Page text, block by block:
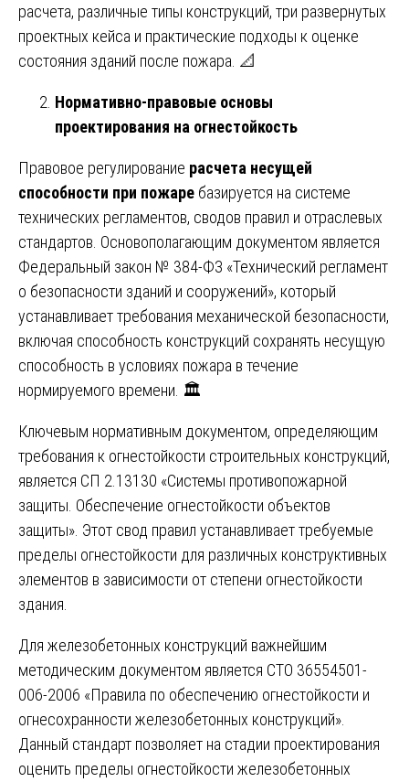
расчета, различные типы конструкций, три развернутых
проектных кейса и практические подходы к оценке
состояния зданий после пожара. 📐
Нормативно-правовые основы
проектирования на огнестойкость
Правовое регулирование расчета несущей
способности при пожаре базируется на системе
технических регламентов, сводов правил и отраслевых
стандартов. Основополагающим документом является
Федеральный закон № 384-ФЗ «Технический регламент
о безопасности зданий и сооружений», который
устанавливает требования механической безопасности,
включая способность конструкций сохранять несущую
способность в условиях пожара в течение
нормируемого времени. 🏛️
Ключевым нормативным документом, определяющим
требования к огнестойкости строительных конструкций,
является СП 2.13130 «Системы противопожарной
защиты. Обеспечение огнестойкости объектов
защиты». Этот свод правил устанавливает требуемые
пределы огнестойкости для различных конструктивных
элементов в зависимости от степени огнестойкости
здания.
Для железобетонных конструкций важнейшим
методическим документом является СТО 36554501-
006-2006 «Правила по обеспечению огнестойкости и
огнесохранности железобетонных конструкций».
Данный стандарт позволяет на стадии проектирования
оценить пределы огнестойкости железобетонных